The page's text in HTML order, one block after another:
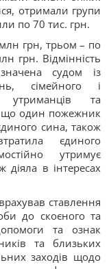
отримали групи
по 70 тис. грн.
грн, трьом – по
грн. Відмінність
судом із
сімейного і
утриманців та
що один пожежник
сина, також
єдиного
утримує
в інтересах
ставлення
до скоєного та
та ознак
та близьких
заходів щодо